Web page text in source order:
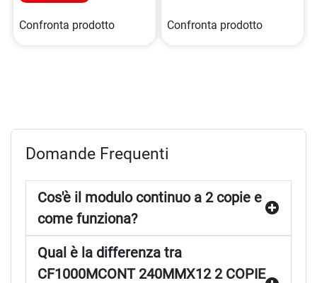
Confronta prodotto Confronta prodotto
Domande Frequenti
Cos'è il modulo continuo a 2 copie e
come funziona?
Qual è la differenza tra
CF1000MCONT 240MMX12 2 COPIE